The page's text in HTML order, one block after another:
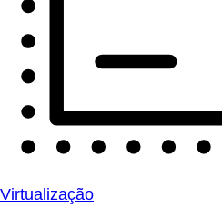
Virtualização